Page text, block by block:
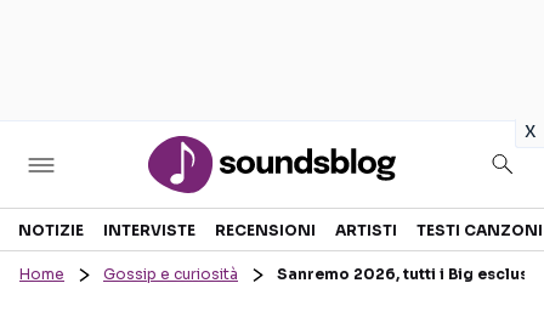
x
Sezioni
NOTIZIE INTERVISTE RECENSIONI ARTISTI TESTI CANZONI
Home Gossip e curiosità Sanremo 2026, tutti i Big